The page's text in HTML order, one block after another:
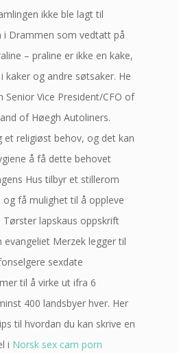
ikke ble lagt til
i Drammen som vedtatt på
– praline er ikke en kake,
kaker og andre søtsaker. He
Senior Vice President/CFO of
of Høegh Autoliners.
et religiøst behov, og det kan
å få dette behovet
Hus tilbyr et stillerom
og få mulighet til å oppleve
Tørster lapskaus oppskrift
evangeliet Merzek legger til
sexdate
til å virke ut ifra 6
400 landsbyer hver. Her
til hvordan du kan skrive en
i Norsk sex cam porn